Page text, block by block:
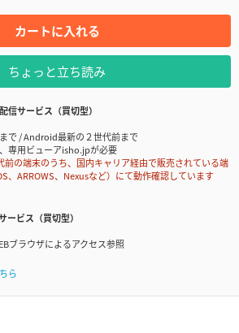
カートに入れる
ちょっと立ち読み
信サービス（買切型）
で / Android最新の２世代前まで
専用ビューアisho.jpが必要
の端末のうち、国内キャリア経由で販売されている端
、ARROWS、Nexusなど）にて動作確認しています
ービス（買切型）
ブラウザによるアクセス参照
ら